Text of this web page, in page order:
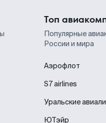
Топ
Популярные
России и мира
Аэрофлот
S7 airlines
Уральские
ЮТэйр